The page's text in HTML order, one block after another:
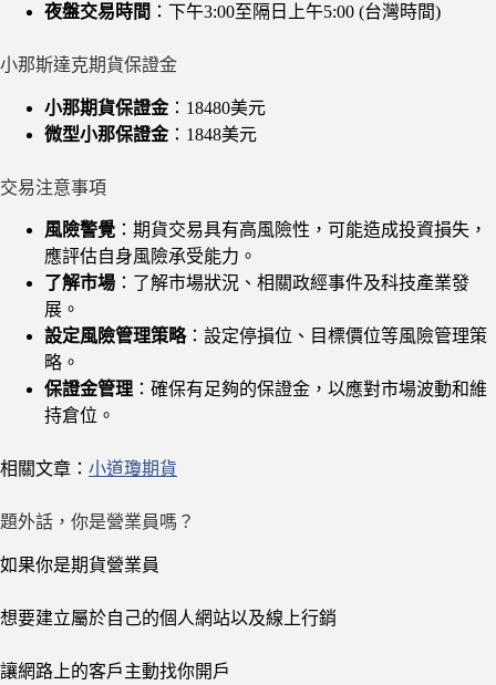
夜盤交易時間 ：下午3:00至隔日上午5:00 (台灣時間)
小那斯達克期貨保證金
小那期貨保證金：18480美元
微型小那保證金：1848美元
交易注意事項
風險警覺 ：期貨交易具有高風險性，可能造成投資損失，
應評估自身風險承受能力。
了解市場 ：了解市場狀況、相關政經事件及科技產業發
展。
設定風險管理策略：設定停損位、目標價位等風險管理策
略。
保證金管理 ：確保有足夠的保證金，以應對市場波動和維
持倉位。
相關文章： 小道瓊期貨
題外話，你是營業員嗎？
如果你是期貨營業員
想要建立屬於自己的個人網站以及線上行銷
讓網路上的客戶主動找你開戶